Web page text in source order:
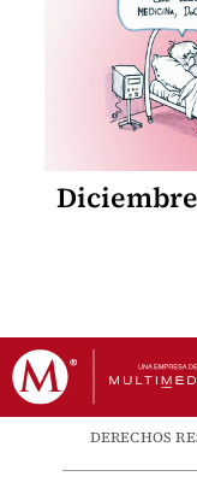
DERECHOS